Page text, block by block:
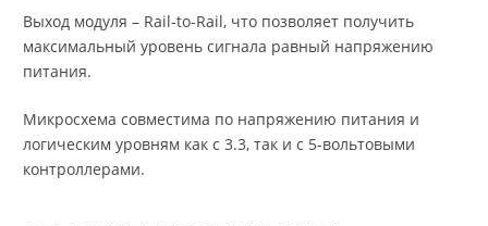
Выход модуля – Rail-to-Rail, что позволяет получить
максимальный уровень сигнала равный напряжению
питания.
Микросхема совместима по напряжению питания и
логическим уровням как с 3.3, так и с 5-вольтовыми
контроллерами.